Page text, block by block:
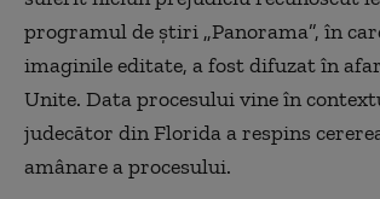
programul de ştiri „Panorama”, în
imaginile editate, a fost difuzat în
Unite. Data procesului vine în
judecător din Florida a respins
amânare a procesului.